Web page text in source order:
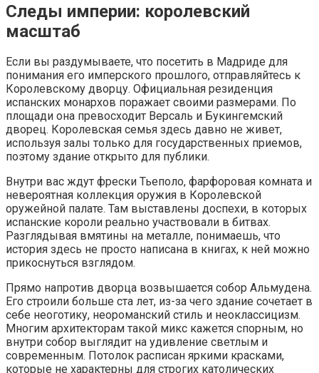
Следы империи: королевский
масштаб
Если вы раздумываете, что посетить в Мадриде для
понимания его имперского прошлого, отправляйтесь к
Королевскому дворцу. Официальная резиденция
испанских монархов поражает своими размерами. По
площади она превосходит Версаль и Букингемский
дворец. Королевская семья здесь давно не живет,
используя залы только для государственных приемов,
поэтому здание открыто для публики.
Внутри вас ждут фрески Тьеполо, фарфоровая комната и
невероятная коллекция оружия в Королевской
оружейной палате. Там выставлены доспехи, в которых
испанские короли реально участвовали в битвах.
Разглядывая вмятины на металле, понимаешь, что
история здесь не просто написана в книгах, к ней можно
прикоснуться взглядом.
Прямо напротив дворца возвышается собор Альмудена.
Его строили больше ста лет, из-за чего здание сочетает в
себе неоготику, неороманский стиль и неоклассицизм.
Многим архитекторам такой микс кажется спорным, но
внутри собор выглядит на удивление светлым и
современным. Потолок расписан яркими красками,
которые не характерны для строгих католических